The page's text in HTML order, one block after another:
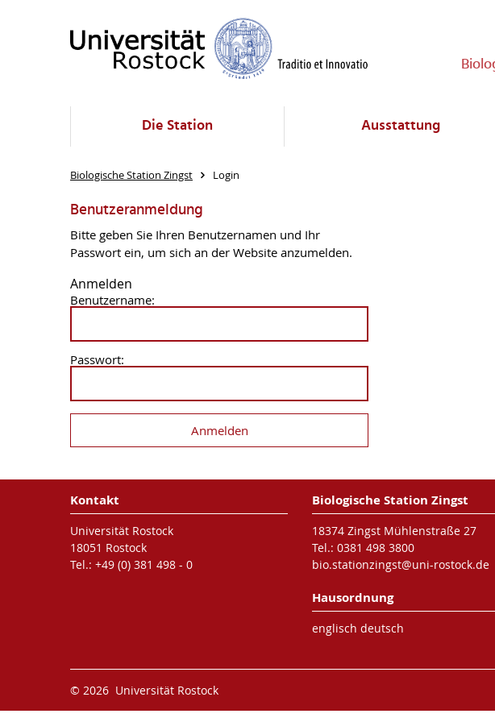
Die Station Ausstattung
Biologische Station Zingst Login
Benutzeranmeldung
Bitte geben Sie Ihren Benutzernamen und Ihr
Passwort ein, um sich an der Website anzumelden.
Anmelden
Benutzername:
Passwort:
Kontakt
Universität Rostock
18051 Rostock
Tel.: +49 (0) 381 498 - 0
Biologische Station Zingst
18374 Zingst Mühlenstraße 27
Tel.: 0381 498 3800
bio.stationzingst@uni-rostock.de
Hausordnung
englisch deutsch
© 2026 Universität Rostock